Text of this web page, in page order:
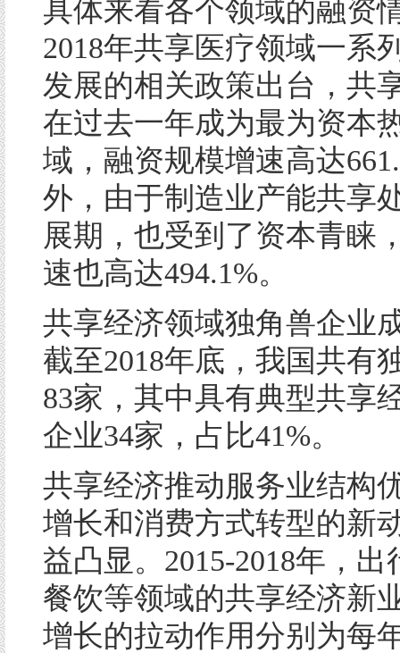
具体来看各个领域的融资
2018年共享医疗领域一系
发展的相关政策出台，共
在过去一年成为最为资本
域，融资规模增速高达
外，由于制造业产能共享
展期，也受到了资本青睐
速也高达494.1%。
共享经济领域独角兽企业
截至2018年底，我国共有
83家，其中具有典型共享
企业34家，占比41%。
共享经济推动服务业结构
增长和消费方式转型的新
益凸显。2015-2018年，
餐饮等领域的共享经济新
增长的拉动作用分别为每